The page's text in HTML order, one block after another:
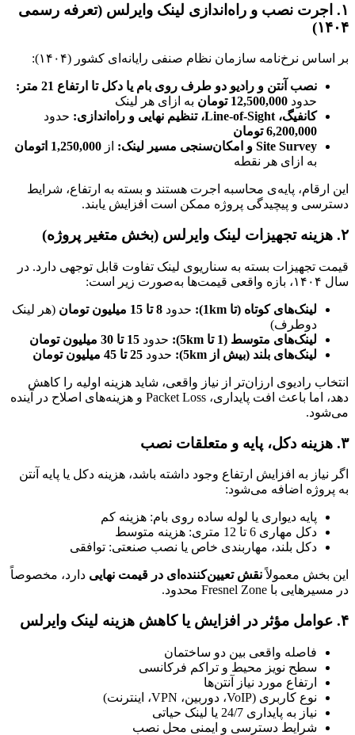
۱. اجرت نصب و راه‌اندازی لینک وایرلس (تعرفه رسمی
۱۴۰۴)
بر اساس نرخ‌نامه سازمان نظام صنفی رایانه‌ای کشور (۱۴۰۴):
نصب آنتن و رادیو دو طرف روی بام یا دکل تا ارتفاع 21 متر:
حدود 12,500,000 تومان
به ازای هر لینک
کانفیگ، Line‑of‑Sight، تنظیم نهایی و راه‌اندازی:
حدود
6,200,000 تومان
Site Survey و امکان‌سنجی مسیر لینک:
از 1,250,000 اتومان
به ازای هر نقطه
این ارقام، پایه‌ی محاسبه اجرت هستند و بسته به ارتفاع، شرایط
دسترسی و پیچیدگی پروژه ممکن است افزایش یابند.
۲. هزینه تجهیزات لینک وایرلس (بخش متغیر پروژه)
قیمت تجهیزات بسته به سناریوی لینک تفاوت قابل توجهی دارد. در
سال ۱۴۰۴، بازه واقعی قیمت‌ها به‌صورت زیر است:
لینک‌های کوتاه (تا 1km): حدود 8 تا 15 میلیون تومان
(هر لینک
دوطرف)
لینک‌های متوسط (1 تا 5km):
حدود 15 تا 30 میلیون تومان
لینک‌های بلند (بیش از 5km):
حدود 25 تا 45 میلیون تومان
انتخاب رادیوی ارزان‌تر از نیاز واقعی، شاید هزینه اولیه را کاهش
دهد، اما باعث افت پایداری، Packet Loss و هزینه‌های اصلاح در آینده
می‌شود.
۳. هزینه دکل، پایه و متعلقات نصب
اگر نیاز به افزایش ارتفاع وجود داشته باشد، هزینه دکل یا پایه آنتن
به پروژه اضافه می‌شود:
پایه دیواری یا لوله ساده روی بام: هزینه کم
دکل مهاری 6 تا 12 متری: هزینه متوسط
دکل بلند، مهاربندی خاص یا نصب صنعتی: توافقی
این بخش معمولاًنقش تعیین‌کننده‌ای در قیمت نهایی دارد، مخصوصاً
در مسیرهایی با Fresnel Zone محدود.
۴. عوامل مؤثر در افزایش یا کاهش هزینه لینک وایرلس
فاصله واقعی بین دو ساختمان
سطح نویز محیط و تراکم فرکانسی
ارتفاع مورد نیاز آنتن‌ها
نوع کاربری (VoIP، دوربین، VPN، اینترنت)
نیاز به پایداری 24/7 یا لینک حیاتی
شرایط دسترسی و ایمنی محل نصب